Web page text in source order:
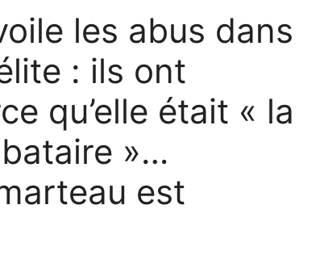
les abus dans
: ils ont
qu’elle était « la
»…
est